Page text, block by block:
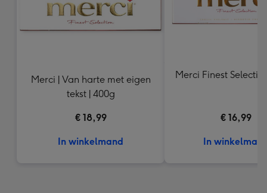
Merci | Van harte met eigen
tekst | 400g
€ 18,99
In winkelmand
Merci Finest
€ 16,99
In